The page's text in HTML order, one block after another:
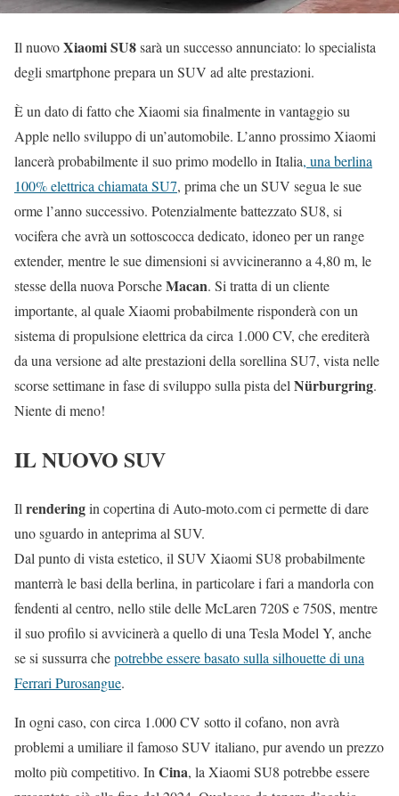
Il nuovoXiaomi SU8sarà un successo annunciato: lo specialista
degli smartphone prepara un SUV ad alte prestazioni.
È un dato di fatto che Xiaomi sia finalmente in vantaggio su
Apple nello sviluppo di un’automobile. L’anno prossimo Xiaomi
lancerà probabilmente il suo primo modello in Italia, una berlina
100% elettrica chiamata SU7, prima che un SUV segua le sue
orme l’anno successivo. Potenzialmente battezzato SU8, si
vocifera che avrà un sottoscocca dedicato, idoneo per un range
extender, mentre le sue dimensioni si avvicineranno a 4,80 m, le
stesse della nuova PorscheMacan. Si tratta di un cliente
importante, al quale Xiaomi probabilmente risponderà con un
sistema di propulsione elettrica da circa 1.000 CV, che erediterà
da una versione ad alte prestazioni della sorellina SU7, vista nelle
scorse settimane in fase di sviluppo sulla pista del Nürburgring.
Niente di meno!
IL NUOVO SUV
Il renderingin copertina di Auto-moto.com ci permette di dare
uno sguardo in anteprima al SUV.
Dal punto di vista estetico, il SUV Xiaomi SU8 probabilmente
manterrà le basi della berlina, in particolare i fari a mandorla con
fendenti al centro, nello stile delle McLaren 720S e 750S, mentre
il suo profilo si avvicinerà a quello di una Tesla Model Y, anche
se si sussurra chepotrebbe essere basato sulla silhouette di una
Ferrari Purosangue.
In ogni caso, con circa 1.000 CV sotto il cofano, non avrà
problemi a umiliare il famoso SUV italiano, pur avendo un prezzo
molto più competitivo. In Cina, la Xiaomi SU8 potrebbe essere